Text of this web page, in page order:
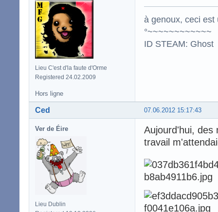
Lieu C'est d'la faute d'Orme
Registered 24.02.2009
à genoux, ceci est
°~~~~~~~~~~~~
ID STEAM: Ghost
Hors ligne
07.06.2012 15:17:43
Ced
Ver de Éire
Lieu Dublin
Aujourd'hui, des
travail